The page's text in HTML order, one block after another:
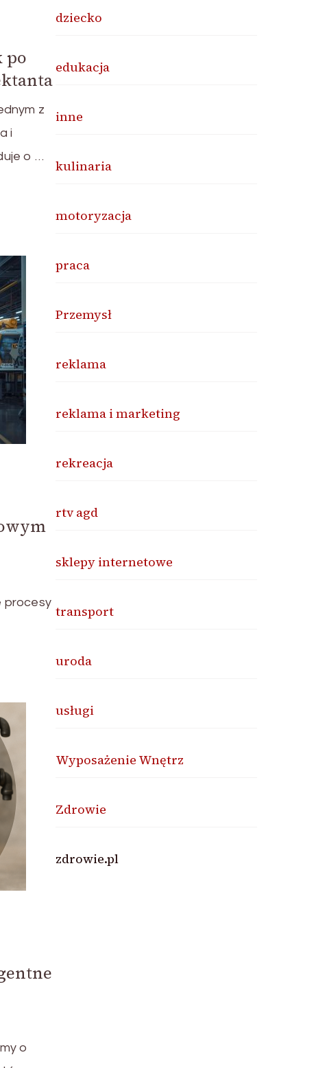
po
z
i
o …
procesy
o
dziecko
edukacja
inne
kulinaria
motoryzacja
praca
Przemysł
reklama
reklama i marketing
rekreacja
rtv agd
sklepy internetowe
transport
uroda
usługi
Wyposażenie Wnętrz
Zdrowie
zdrowie.pl